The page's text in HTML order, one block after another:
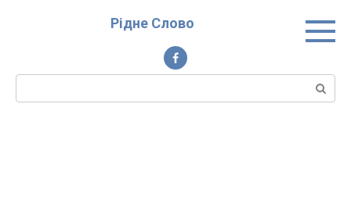
Рідне Слово
Пошук: